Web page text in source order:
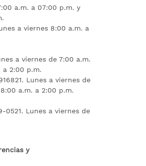
a.m. a 07:00 p.m. y
a viernes 8:00 a.m. a
a viernes de 7:00 a.m.
a 2:00 p.m.
Lunes a viernes de
a.m. a 2:00 p.m.
0521. Lunes a viernes de
y